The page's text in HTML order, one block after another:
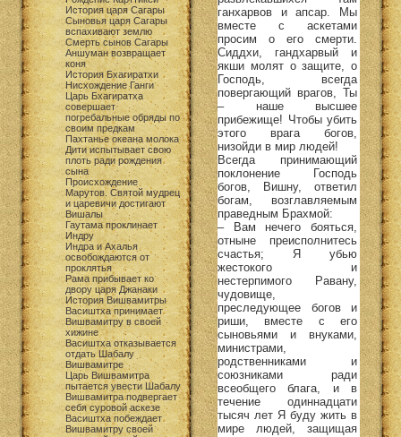
История царя Сагары
Сыновья царя Сагары
вспахивают землю
Смерть сынов Сагары
Аншуман возвращает
коня
История Бхагиратхи
Нисхождение Ганги
Царь Бхагиратха
совершает
погребальные обряды по
своим предкам
Пахтанье океана молока
Дити испытывает свою
плоть ради рождения
сына
Происхождение
Марутов. Святой мудрец
и царевичи достигают
Вишалы
Гаутама проклинает
Индру
Индра и Ахалья
освобождаются от
проклятья
Рама прибывает ко
двору царя Джанаки
История Вишвамитры
Васиштха принимает
Вишвамитру в своей
хижине
Васиштха отказывается
отдать Шабалу
Вишвамитре
Царь Вишвамитра
пытается увести Шабалу
Вишвамитра подвергает
себя суровой аскезе
Васиштха побеждает
Вишвамитру своей
ганхарвов и апсар. Мы
вместе с аскетами
просим о его смерти.
Сиддхи, гандхарвый и
якши молят о защите, о
Господь, всегда
повергающий врагов, Ты
– наше высшее
прибежище! Чтобы убить
этого врага богов,
низойди в мир людей!
Всегда принимающий
поклонение Господь
богов, Вишну, ответил
богам, возглавляемым
праведным Брахмой:
– Вам нечего бояться,
отныне преисполнитесь
счастья; Я убью
жестокого и
нестерпимого Равану,
чудовище,
преследующее богов и
риши, вместе с его
сыновьями и внуками,
министрами,
родственниками и
союзниками ради
всеобщего блага, и в
течение одиннадцати
тысяч лет Я буду жить в
мире людей, защищая